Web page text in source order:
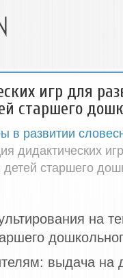
игр для
старшего
в развитии
дидактических
старшего
на
выдача на